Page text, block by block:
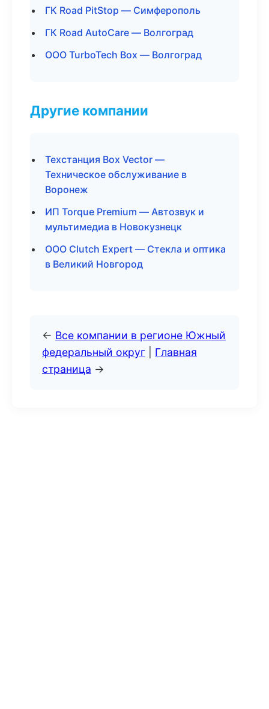
ГК Road PitStop — Симферополь
ГК Road AutoCare — Волгоград
ООО TurboTech Box — Волгоград
Другие компании
Техстанция Box Vector —
Техническое обслуживание в
Воронеж
ИП Torque Premium — Автозвук и
мультимедиа в Новокузнецк
ООО Clutch Expert — Стекла и оптика
в Великий Новгород
← Все компании в регионе Южный
федеральный округ
Главная
страница →